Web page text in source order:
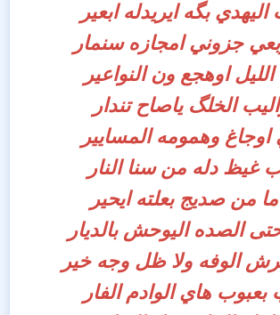
بگه ايريدله ابعير
جزوني امجازه سنمار
اوهجع ون النواعير
الخلگ ياصاح تندار
اوجاغ وهمومه المسايير
غيظ دله من سنا النار
من صديج بعلته ايحير
الصده اليوحش بالديار
الوفه ولا ظل وجه خير
هاي الوادم الفار